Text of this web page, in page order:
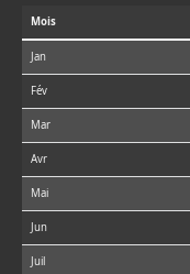
Mois
Jan
Fév
Mar
Avr
Mai
Jun
Juil